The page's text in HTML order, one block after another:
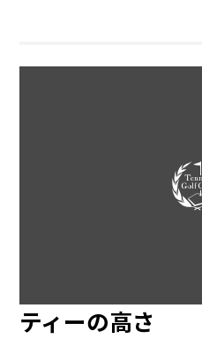
ティーの高さ